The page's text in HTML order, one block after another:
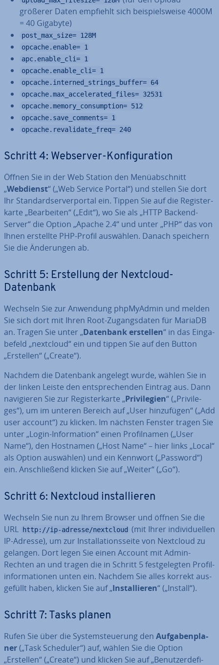
größerer Daten empfiehlt sich bei­spiels­wei­se 4000M
= 40 Gigabyte)
post_max_size= 128M
opcache.enable= 1
apc.enable_cli= 1
opcache.enable_cli= 1
opcache.interned_strings_buffer= 64
opcache.max_accelerated_files= 32531
opcache.memory_consumption= 512
opcache.save_comments= 1
opcache.revalidate_freq= 240
Schritt 4: Webserver-Kon­fi­gu­ra­ti­on
Öffnen Sie in der Web Station den Me­nü­ab­schnitt
„Webdienst“ („Web Service Portal“) und stellen Sie dort
Ihr Stan­dard­ser­ver­por­tal ein. Tippen Sie auf die Re­gis­ter­
kar­te „Be­ar­bei­ten“ („Edit“), wo Sie als „HTTP Backend-
Server“ die Option „Apache 2.4“ und unter „PHP“ das von
Ihnen erstellte PHP-Profil auswählen. Danach speichern
Sie die Än­de­run­gen ab.
Schritt 5: Er­stel­lung der Nextcloud-
Datenbank
Wechseln Sie zur Anwendung phpMy­Ad­min und melden
Sie sich dort mit Ihren Root-Zu­gangs­da­ten für MariaDB
an. Tragen Sie unter „Datenbank erstellen“ in das Ein­ga­
be­feld „nextcloud“ ein und tippen Sie auf den Button
„Erstellen“ („Create“).
Nachdem die Datenbank angelegt wurde, wählen Sie in
der linken Leiste den ent­spre­chen­den Eintrag aus. Dann
na­vi­gie­ren Sie zur Re­gis­ter­kar­te „Pri­vi­le­gi­en“ („Pri­vi­le­
ges“), um im unteren Bereich auf „User hin­zu­fü­gen“ („Add
user account“) zu klicken. Im nächsten Fenster tragen Sie
unter „Login-In­for­ma­ti­on“ einen Pro­fil­na­men („User
Name“), den Hostnamen („Host Name“ – hier links „Local“
als Option auswählen) und ein Kennwort („Password“)
ein. An­schlie­ßend klicken Sie auf „Weiter“ („Go“).
Schritt 6: Nextcloud in­stal­lie­ren
Wechseln Sie nun zu Ihrem Browser und öffnen Sie die
URL
http://ip-adresse/nextcloud (mit Ihrer in­di­vi­du­el­len
IP-Adresse), um zur In­stal­la­ti­ons­sei­te von Nextcloud zu
gelangen. Dort legen Sie einen Account mit Admin-
Rechten an und tragen die in Schritt 5 fest­ge­leg­ten Pro­fil­
in­for­ma­tio­nen unten ein. Nachdem Sie alles korrekt aus­
ge­füllt haben, klicken Sie auf „In­stal­lie­ren“ („Install“).
Schritt 7: Tasks planen
Rufen Sie über die Sys­tem­steue­rung den Auf­ga­ben­pla­
ner(„Task Scheduler“) auf, wählen Sie die Option
„Erstellen“ („Create“) und klicken Sie auf „Be­nut­zer­de­fi­